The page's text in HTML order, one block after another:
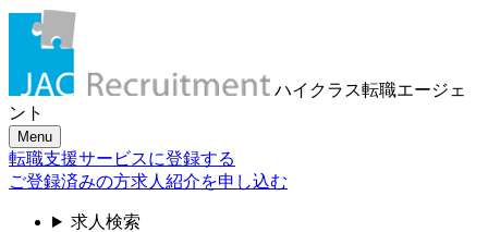
ハイクラス転職エージェ
ント
Menu
転職支援サービスに登録する
ご登録済みの方求人紹介を申し込む
求人検索